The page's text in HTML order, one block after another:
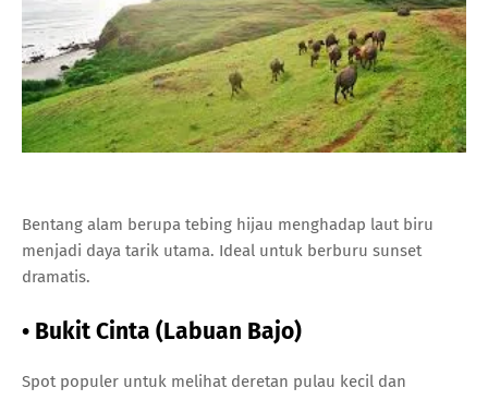
Bentang alam berupa tebing hijau menghadap laut biru
menjadi daya tarik utama. Ideal untuk berburu sunset
dramatis.
• Bukit Cinta (Labuan Bajo)
Spot populer untuk melihat deretan pulau kecil dan